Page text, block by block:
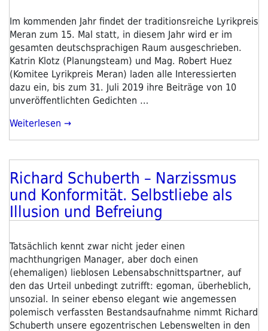
Stelling“
Im kommenden Jahr findet der traditionsreiche Lyrikpreis
Meran zum 15. Mal statt, in diesem Jahr wird er im
gesamten deutschsprachigen Raum ausgeschrieben.
Katrin Klotz (Planungsteam) und Mag. Robert Huez
(Komitee Lyrikpreis Meran) laden alle Interessierten
dazu ein, bis zum 31. Juli 2019 ihre Beiträge von 10
unveröffentlichten Gedichten …
„Lyrikpreis
–
Einladung
Einreichung“
Weiterlesen
Veröffentlicht
Richard Schuberth – Narzissmus
und Konformität. Selbstliebe als
Illusion und Befreiung
Tatsächlich kennt zwar nicht jeder einen
machthungrigen Manager, aber doch einen
(ehemaligen) lieblosen Lebensabschnittspartner, auf
den das Urteil unbedingt zutrifft: egoman, überheblich,
unsozial. In seiner ebenso elegant wie angemessen
polemisch verfassten Bestandsaufnahme nimmt Richard
Schuberth unsere egozentrischen Lebenswelten in den